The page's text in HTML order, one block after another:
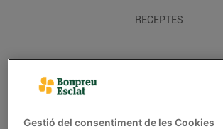
RECEPTES
Gestió del consentiment de les Cookies